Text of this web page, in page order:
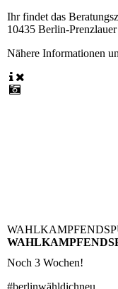
Ihr findet das
10435 Berlin-
Nähere Informationen
Noch 3 Wochen!